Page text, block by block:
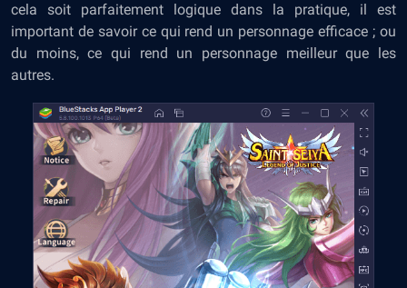
cela soit parfaitement logique dans la pratique, il est
important de savoir ce qui rend un personnage efficace ; ou
du moins, ce qui rend un personnage meilleur que les
autres.